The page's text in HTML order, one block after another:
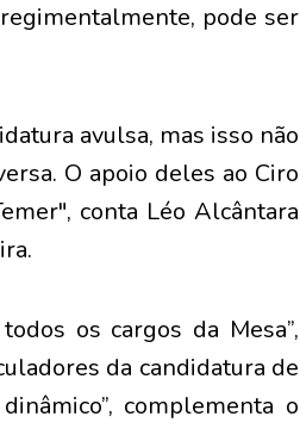
pode ser
avulsa, mas isso não
O apoio deles ao Ciro
conta Léo Alcântara
os cargos da Mesa”,
da candidatura de
complementa o